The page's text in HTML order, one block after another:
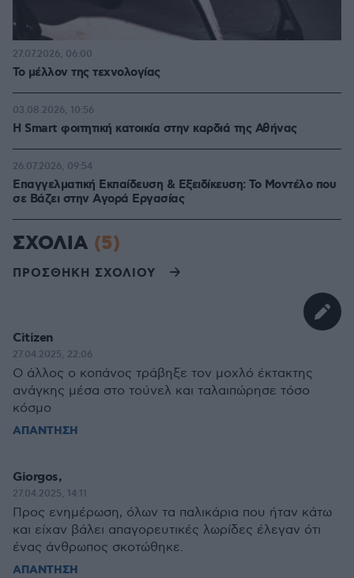
Το μέλλον της τεχνολογίας
27.07.2026, 06:00
Η Smart φοιτητική κατοικία στην καρδιά της Αθήνας
03.08.2026, 10:56
Επαγγελματική Εκπαίδευση & Εξειδίκευση: Το Mοντέλο που
σε Bάζει στην Aγορά Eργασίας
26.07.2026, 09:54
ΣΧΟΛΙΑ (5)
ΠΡΟΣΘΗΚΗ ΣΧΟΛΙΟΥ
Citizen
27.04.2025, 22:06
O άλλος ο κοπάνος τράβηξε τον μοχλό έκτακτης
ανάγκης μέσα στο τούνελ και ταλαιπώρησε τόσο
κόσμο
ΑΠΑΝΤΗΣΗ
Giorgos,
27.04.2025, 14:11
Προς ενημέρωση, όλων τα παλικάρια που ήταν κάτω
και είχαν βάλει απαγορευτικές λωρίδες έλεγαν ότι
ένας άνθρωπος σκοτώθηκε.
ΑΠΑΝΤΗΣΗ